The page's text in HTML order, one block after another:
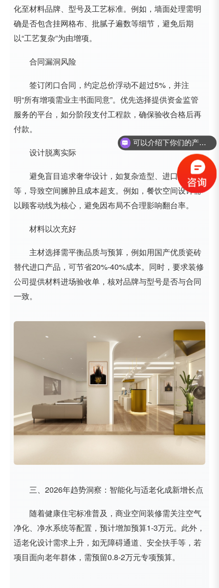
化至材料品牌、型号及工艺标准。例如，墙面处理需明
确是否包含挂网格布、批腻子遍数等细节，避免后期
以“工艺复杂”为由增项。
合同漏洞风险
签订闭口合同，约定总价浮动不超过5%，并注
明“所有增项需业主书面同意”。优先选择提供资金监管
服务的平台，如分阶段支付工程款，确保验收合格后再
付款。
设计脱离实际
避免盲目追求奢华设计，如复杂造型、进口材料
等，导致空间臃肿且成本超支。例如，餐饮空间设计需
以顾客动线为核心，避免因布局不合理影响翻台率。
材料以次充好
主材选择需平衡品质与预算，例如用国产优质瓷砖
替代进口产品，可节省20%-40%成本。同时，要求装修
公司提供材料进场验收单，核对品牌与型号是否与合同
一致。
三、2026年趋势洞察：智能化与适老化成新增长点
随着健康住宅标准普及，商业空间装修需关注空气
净化、净水系统等配置，预计增加预算1-3万元。此外，
适老化设计需求上升，如无障碍通道、安全扶手等，若
项目面向老年群体，需预留0.8-2万元专项预算。
可以介绍下你们的产品么？